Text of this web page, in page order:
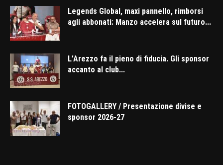
Legends Global, maxi pannello, rimborsi
agli abbonati: Manzo accelera sul futuro...
L’Arezzo fa il pieno di fiducia. Gli sponsor
accanto al club...
FOTOGALLERY / Presentazione divise e
sponsor 2026-27